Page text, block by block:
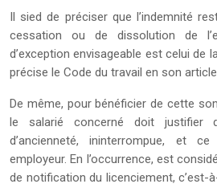
Il sied de préciser que l’indemnité
cessation ou de dissolution de
d’exception envisageable est celui de
précise le Code du travail en son
De même, pour bénéficier de cette
le salarié concerné doit justifier
d’ancienneté, ininterrompue, et
employeur. En l’occurrence, est
de notification du licenciement, c’est-